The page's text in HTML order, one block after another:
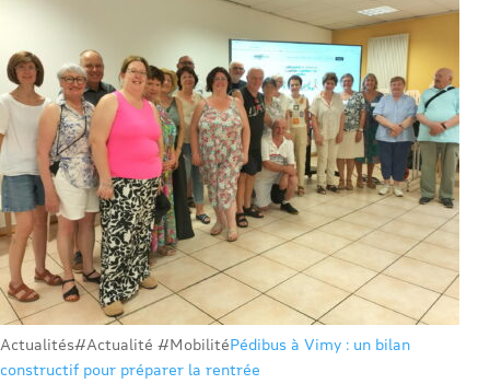
Actualités#Actualité #MobilitéPédibus à Vimy : un bilan
constructif pour préparer la rentrée